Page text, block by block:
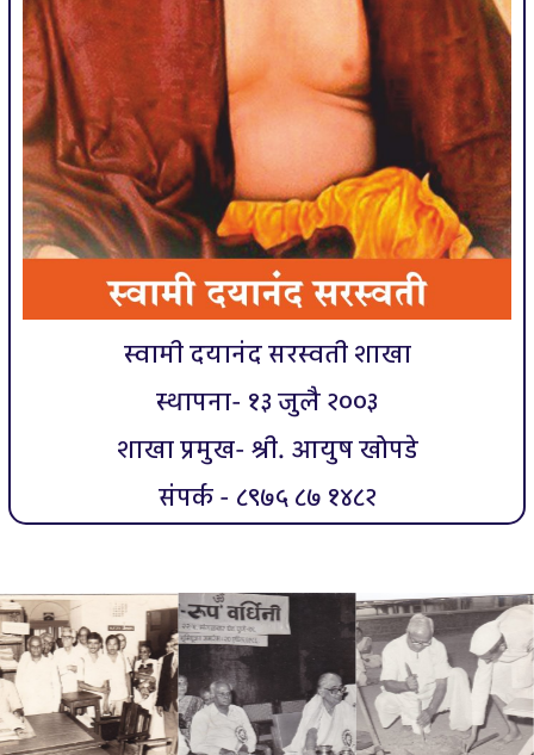
स्वामी दयानंद सरस्वती शाखा
स्थापना- १३ जुलै २००३
शाखा प्रमुख- श्री. आयुष खोपडे
संपर्क - ८९७५ ८७ १४८२